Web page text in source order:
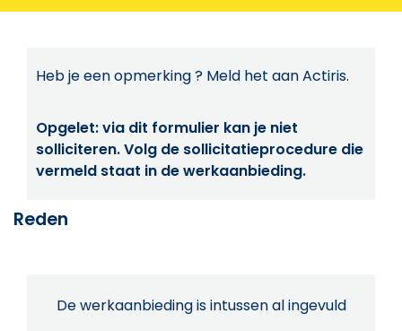
Heb je een opmerking ? Meld het aan Actiris.
Opgelet: via dit formulier kan je niet
solliciteren. Volg de sollicitatieprocedure die
vermeld staat in de werkaanbieding.
Reden
De werkaanbieding is intussen al ingevuld